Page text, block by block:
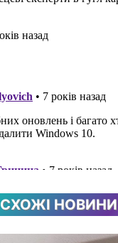
СХОЖІ НОВИНИ